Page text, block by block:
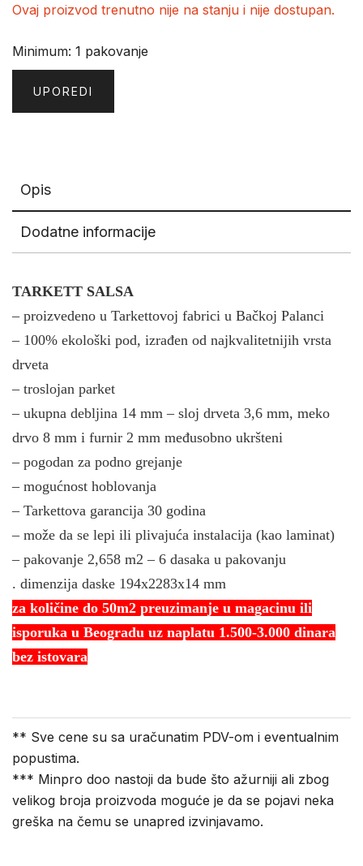
Ovaj proizvod trenutno nije na stanju i nije dostupan.
Minimum: 1 pakovanje
UPOREDI
Opis
Dodatne informacije
TARKETT SALSA
– proizvedeno u Tarkettovoj fabrici u Bačkoj Palanci
– 100% ekološki pod, izrađen od najkvalitetnijih vrsta
drveta
– troslojan parket
– ukupna debljina 14 mm – sloj drveta 3,6 mm, meko
drvo 8 mm i furnir 2 mm međusobno ukršteni
– pogodan za podno grejanje
– mogućnost hoblovanja
– Tarkettova garancija 30 godina
– može da se lepi ili plivajuća instalacija (kao laminat)
– pakovanje 2,658 m2 – 6 dasaka u pakovanju
. dimenzija daske 194x2283x14 mm
za količine do 50m2 preuzimanje u magacinu ili
isporuka u Beogradu uz naplatu 1.500-3.000 dinara
bez istovara
** Sve cene su sa uračunatim PDV-om i eventualnim
popustima.
*** Minpro doo nastoji da bude što ažurniji ali zbog
velikog broja proizvoda moguće je da se pojavi neka
greška na čemu se unapred izvinjavamo.